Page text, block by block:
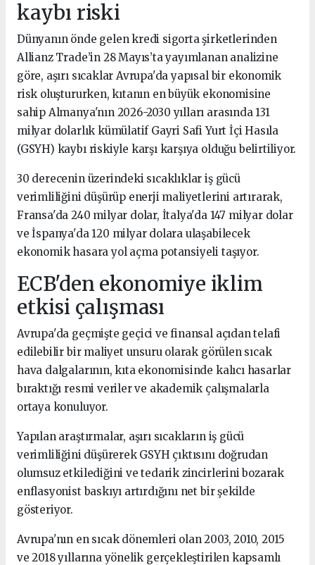
kaybı riski
Dünyanın önde gelen kredi sigorta şirketlerinden
Allianz Trade’in 28 Mayıs’ta yayımlanan analizine
göre, aşırı sıcaklar Avrupa'da yapısal bir ekonomik
risk oluştururken, kıtanın en büyük ekonomisine
sahip Almanya'nın 2026-2030 yılları arasında 131
milyar dolarlık kümülatif Gayri Safi Yurt İçi Hasıla
(GSYH) kaybı riskiyle karşı karşıya olduğu belirtiliyor.
30 derecenin üzerindeki sıcaklıklar iş gücü
verimliliğini düşürüp enerji maliyetlerini artırarak,
Fransa'da 240 milyar dolar, İtalya'da 147 milyar dolar
ve İspanya'da 120 milyar dolara ulaşabilecek
ekonomik hasara yol açma potansiyeli taşıyor.
ECB'den ekonomiye iklim
etkisi çalışması
Avrupa'da geçmişte geçici ve finansal açıdan telafi
edilebilir bir maliyet unsuru olarak görülen sıcak
hava dalgalarının, kıta ekonomisinde kalıcı hasarlar
bıraktığı resmi veriler ve akademik çalışmalarla
ortaya konuluyor.
Yapılan araştırmalar, aşırı sıcakların iş gücü
verimliliğini düşürerek GSYH çıktısını doğrudan
olumsuz etkilediğini ve tedarik zincirlerini bozarak
enflasyonist baskıyı artırdığını net bir şekilde
gösteriyor.
Avrupa'nın en sıcak dönemleri olan 2003, 2010, 2015
ve 2018 yıllarına yönelik gerçekleştirilen kapsamlı